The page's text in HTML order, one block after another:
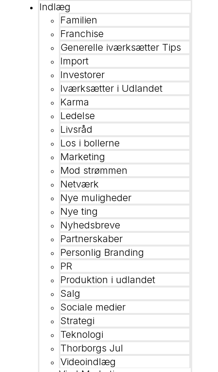
Indlæg
Familien
Franchise
Generelle iværksætter Tips
Import
Investorer
Iværksætter i Udlandet
Karma
Ledelse
Livsråd
Los i bollerne
Marketing
Mod strømmen
Netværk
Nye muligheder
Nye ting
Nyhedsbreve
Partnerskaber
Personlig Branding
PR
Produktion i udlandet
Salg
Sociale medier
Strategi
Teknologi
Thorborgs Jul
Videoindlæg